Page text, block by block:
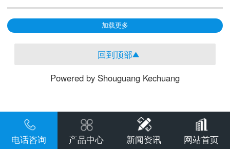
枢，首部枢纽承担取水加压、净水过滤、施肥混肥、智能调
控、安全防护等关键作用，设备搭配是否规范，直接决定灌
溉均匀度、是否堵管、系统稳不稳定。
加载更多
回到顶部
Powered by Shouguang Kechuang
电话咨询 产品中心 新闻资讯 网站首页